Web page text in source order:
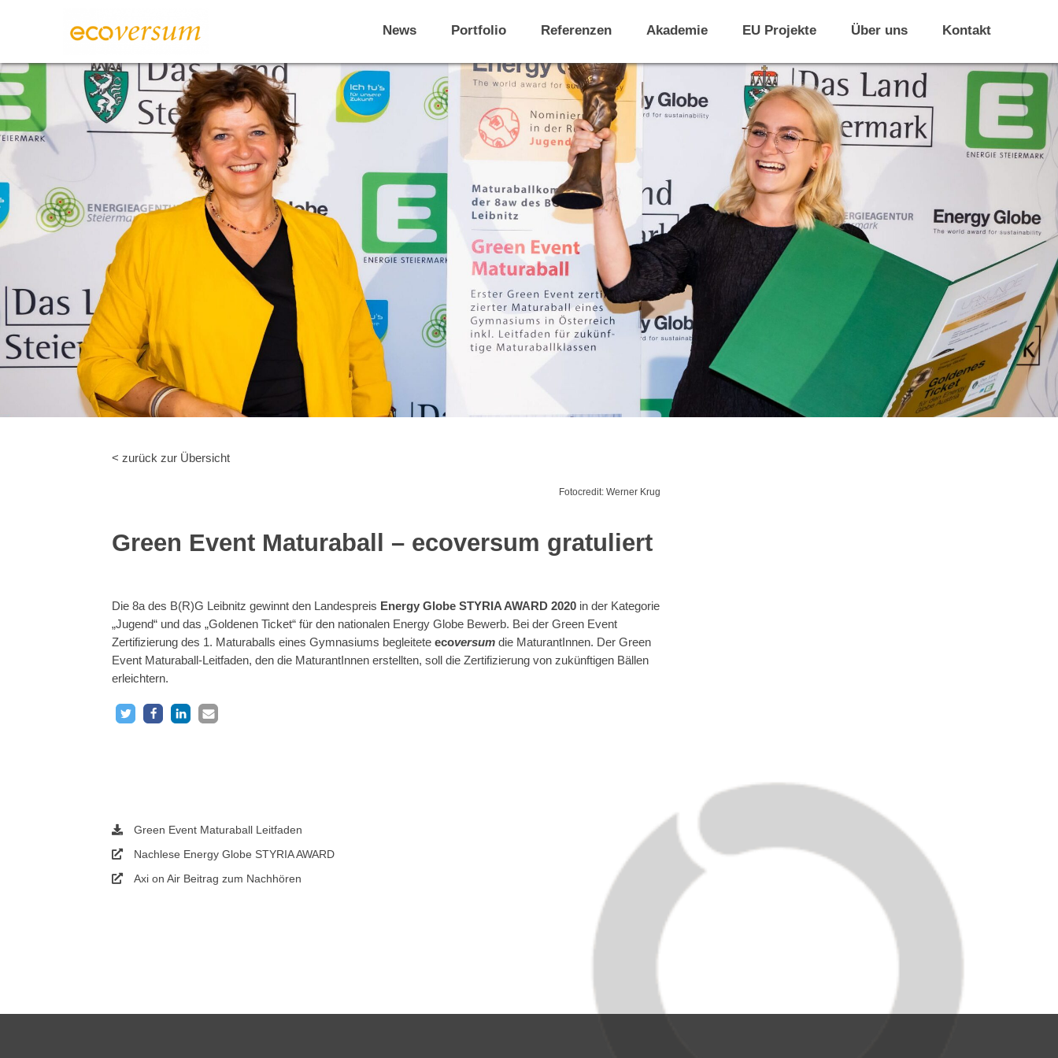
News Portfolio Referenzen Akademie EU Projekte Über uns Kontakt
< zurück zur Übersicht
Fotocredit: Werner Krug
Green Event Maturaball – ecoversum gratuliert
Die 8a des B(R)G Leibnitz gewinnt den Landespreis Energy Globe STYRIA AWARD 2020 in der Kategorie
„Jugend“ und das „Goldenen Ticket“ für den nationalen Energy Globe Bewerb. Bei der Green Event
Zertifizierung des 1. Maturaballs eines Gymnasiums begleitete ecoversum die MaturantInnen. Der Green
Event Maturaball-Leitfaden, den die MaturantInnen erstellten, soll die Zertifizierung von zukünftigen Bällen
erleichtern.
Green Event Maturaball Leitfaden
Nachlese Energy Globe STYRIA AWARD
Axi on Air Beitrag zum Nachhören